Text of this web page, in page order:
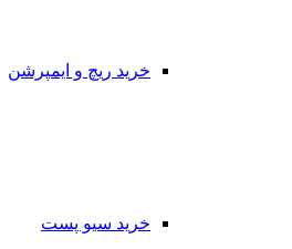
خرید ریچ و ایمپرشن
خرید سیو پست